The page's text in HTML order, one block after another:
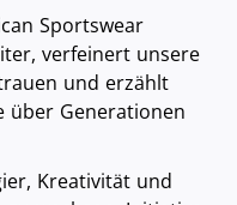
Sportswear
verfeinert unsere
und erzählt
über Generationen
Kreativität und